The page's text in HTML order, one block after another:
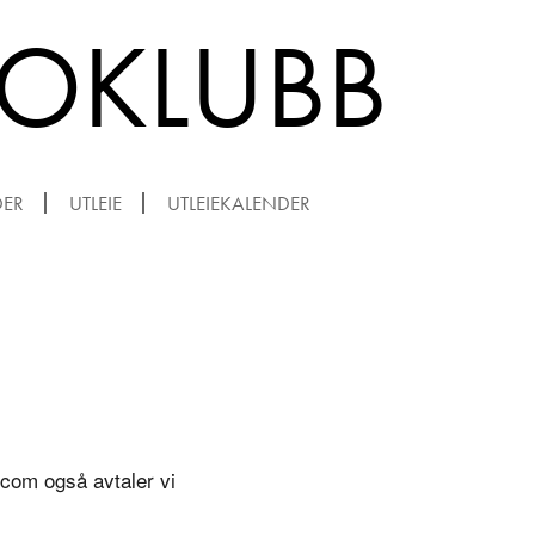
UTLEIE UTLEIEKALENDER
også avtaler vi